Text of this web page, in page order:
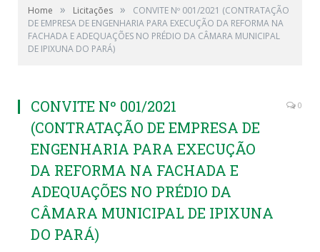
Home » Licitações »
CONVITE Nº 001/2021 (CONTRATAÇÃO
DE EMPRESA DE ENGENHARIA PARA EXECUÇÃO DA REFORMA NA
FACHADA E ADEQUAÇÕES NO PRÉDIO DA CÂMARA MUNICIPAL
DE IPIXUNA DO PARÁ)
CONVITE Nº 001/2021
(CONTRATAÇÃO DE EMPRESA DE
ENGENHARIA PARA EXECUÇÃO
DA REFORMA NA FACHADA E
ADEQUAÇÕES NO PRÉDIO DA
CÂMARA MUNICIPAL DE IPIXUNA
DO PARÁ)
0